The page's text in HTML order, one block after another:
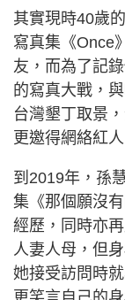
其實現時40歲
寫真集《Once
友，而為了記
的寫真大戰，
台灣墾丁取景
更邀得網絡紅
到2019年，孫
集《那個願沒
經歷，同時亦
人妻人母，但
她接受訪問時